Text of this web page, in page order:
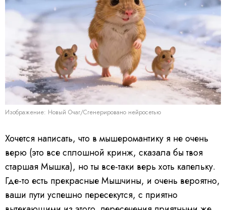
Изображение: Новый Очаг/Сгенерировано нейросетью
Хочется написать, что в мышеромантику я не очень
верю (это все сплошной кринж, сказала бы твоя
старшая Мышка), но ты все-таки верь хоть капельку.
Где-то есть прекрасные Мышчины, и очень вероятно,
ваши пути успешно пересекутся, с приятно